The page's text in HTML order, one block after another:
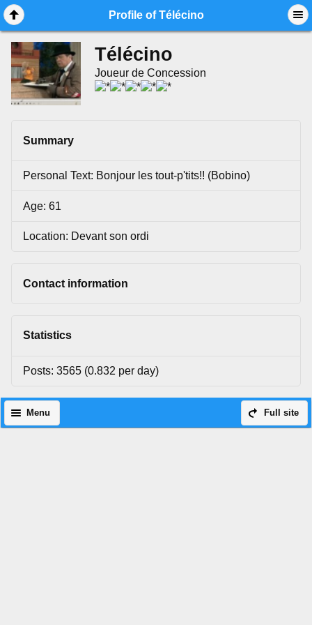
Profile of Télécino
Télécino
Joueur de Concession
Summary
Personal Text: Bonjour les tout-p'tits!! (Bobino)
Age: 61
Location: Devant son ordi
Contact information
Statistics
Posts: 3565 (0.832 per day)
Full site
Menu